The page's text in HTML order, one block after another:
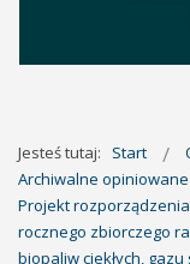
Jesteś tutaj: Start
Archiwalne
Projekt
rocznego zbiorczego
biopaliw ciekłych,